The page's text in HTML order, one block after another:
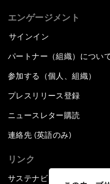
エンゲージメント
サインイン
パートナー（組織）につい
参加する（個人、組織）
プレスリリース登録
ニュースレター購読
連絡先 (英語のみ)
リンク
サステナビリティへの取り組